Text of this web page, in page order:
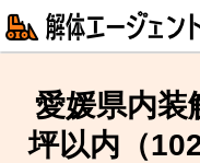
愛媛県内装
坪以内（